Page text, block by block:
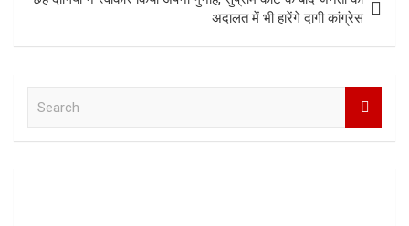
अदालत में भी हारेंगे दागी कांग्रेस